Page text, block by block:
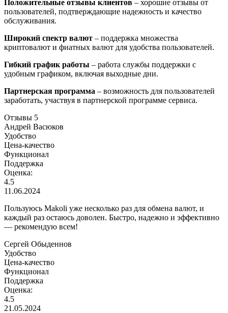
Положительные отзывы клиентов – хорошие отзывы от
пользователей, подтверждающие надежность и качество
обслуживания.
Широкий спектр валют – поддержка множества
криптовалют и фиатных валют для удобства пользователей.
Гибкий график работы – работа службы поддержки с
удобным графиком, включая выходные дни.
Партнерская программа – возможность для пользователей
заработать, участвуя в партнерской программе сервиса.
Отзывы 5
Андрей Васюков
Удобство
Цена-качество
Функционал
Поддержка
Оценка:
4.5
11.06.2024
Пользуюсь Makoli уже несколько раз для обмена валют, и
каждый раз остаюсь доволен. Быстро, надежно и эффективно
— рекомендую всем!
Сергей Обыденнов
Удобство
Цена-качество
Функционал
Поддержка
Оценка:
4.5
21.05.2024